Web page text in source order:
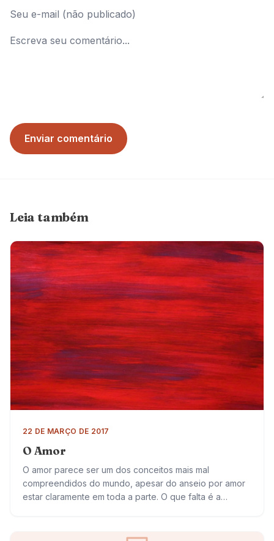
Enviar comentário
Leia também
22 DE MARÇO DE 2017
O Amor
O amor parece ser um dos conceitos mais mal
compreendidos do mundo, apesar do anseio por amor
estar claramente em toda a parte. O que falta é a